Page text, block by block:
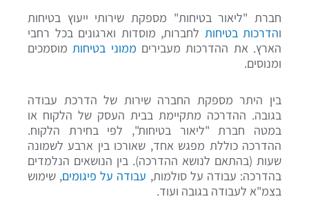
חברת "ליאור בטיחות" מספקת שירותי ייעוץ בטיחות
והדרכות בטיחות לחברות, מוסדות וארגונים בכל רחבי
הארץ. את ההדרכות מעבירים ממוני בטיחות מוסמכים
ומנוסים.
בין היתר מספקת החברה שירות של הדרכת עבודה
בגובה. ההדרכה מתקיימת בבית העסק של הלקוח או
במטה חברת "ליאור בטיחות", לפי בחירת הלקוח.
ההדרכה כוללת מפגש אחד, שאורכו בין ארבע לשמונה
שעות (בהתאם לנושא ההדרכה). בין הנושאים הנלמדים
בהדרכה: עבודה על סולמות, עבודה על פיגומים, שימוש
בצמ"א לעבודה בגובה ועוד.